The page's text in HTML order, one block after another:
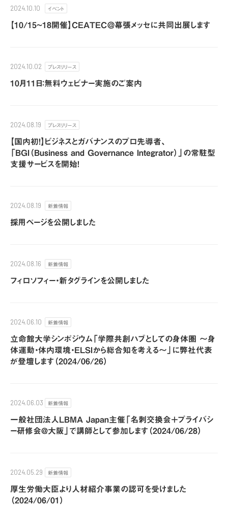
2024.10.10 イベント
【10/15~18開催】CEATEC＠幕張メッセに共同出展します
2024.10.02 プレスリリース
10月11日：無料ウェビナー実施のご案内
2024.08.19 プレスリリース
【国内初!】ビジネスとガバナンスのプロ先導者、
「BGI（Business and Governance Integrator）」の常駐型
支援サービスを開始！
2024.08.19 新着情報
採用ページを公開しました
2024.08.16 新着情報
フィロソフィー・新タグラインを公開しました
2024.06.10 新着情報
立命館大学シンポジウム「学際共創ハブとしての身体圏 〜身
体運動・体内環境・ELSIから総合知を考える〜」に弊社代表
が登壇します（2024/06/26）
2024.06.03 新着情報
一般社団法人LBMA Japan主催「名刺交換会＋プライバシ
ー研修会@大阪」で講師として参加します（2024/06/28）
2024.05.29 新着情報
厚生労働大臣より人材紹介事業の認可を受けました
（2024/06/01）